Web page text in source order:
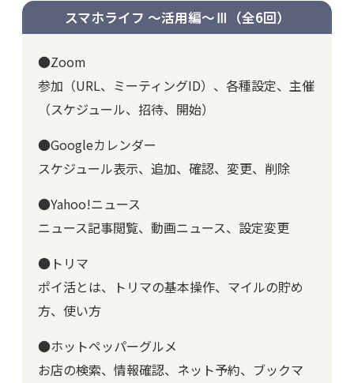
スマホライフ ～活用編～Ⅲ （全6回）
●Zoom
参加（URL、ミーティングID）、各種設定、主催
（スケジュール、招待、開始）
●Googleカレンダー
スケジュール表示、追加、確認、変更、削除
●Yahoo!ニュース
ニュース記事閲覧、動画ニュース、設定変更
●トリマ
ポイ活とは、トリマの基本操作、マイルの貯め
方、使い方
●ホットペッパーグルメ
お店の検索、情報確認、ネット予約、ブックマ